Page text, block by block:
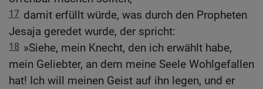
17 damit erfüllt würde, was durch den Propheten
Jesaja geredet wurde, der spricht:
18 »Siehe, mein Knecht, den ich erwählt habe,
mein Geliebter, an dem meine Seele Wohlgefallen
hat! Ich will meinen Geist auf ihn legen, und er